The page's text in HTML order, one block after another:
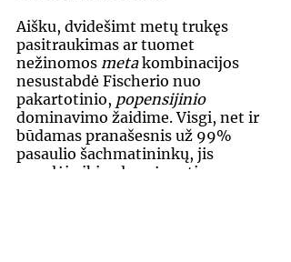
Aišku, dvidešimt metų trukęs
pasitraukimas ar tuomet
nežinomos meta kombinacijos
nesustabdė Fischerio nuo
pakartotinio, popensijinio
dominavimo žaidime. Visgi, net ir
būdamas pranašesnis už 99%
pasaulio šachmatininkų, jis
negalėjo iki galo mėgautis